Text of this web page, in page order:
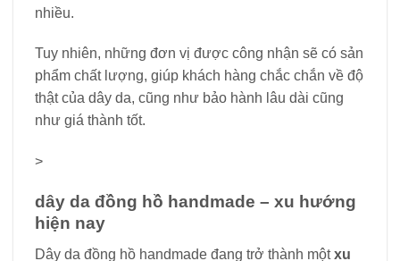
nhiều.
Tuy nhiên, những đơn vị được công nhận sẽ có sản
phẩm chất lượng, giúp khách hàng chắc chắn về độ
thật của dây da, cũng như bảo hành lâu dài cũng
như giá thành tốt.
>
dây da đồng hồ handmade – xu hướng
hiện nay
Dây da đồng hồ handmade đang trở thành mộtxu